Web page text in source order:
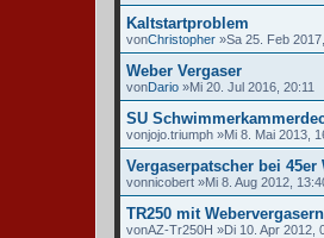
Kaltstartproblem
vonChristopher »Sa 25. Feb
Weber Vergaser
vonDario »Mi 20. Jul 2016, 20:11
SU
vonjojo.triumph »Mi 8. Mai 2013,
Vergaserpatscher bei 45er
vonnicobert »Mi 8. Aug 2012,
TR250 mit Webervergasern
vonAZ-Tr250H »Di 10. Apr 2012,